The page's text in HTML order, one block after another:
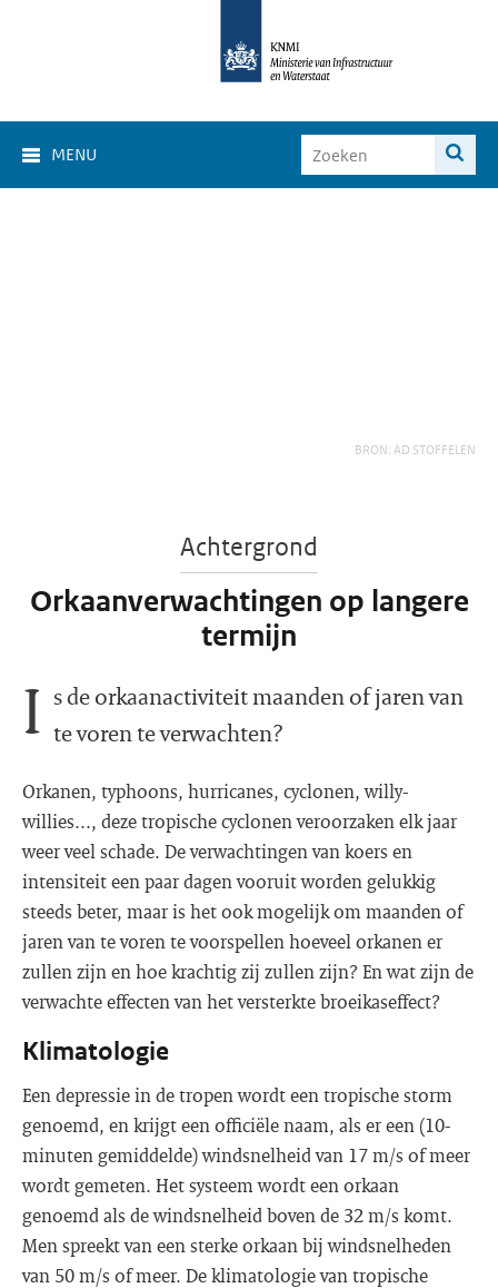
MENU
BRON: AD STOFFELEN
Achtergrond
Orkaanverwachtingen op langere
termijn
I s de orkaanactiviteit maanden of jaren van
te voren te verwachten?
Orkanen, typhoons, hurricanes, cyclonen, willy-
willies..., deze tropische cyclonen veroorzaken elk jaar
weer veel schade. De verwachtingen van koers en
intensiteit een paar dagen vooruit worden gelukkig
steeds beter, maar is het ook mogelijk om maanden of
jaren van te voren te voorspellen hoeveel orkanen er
zullen zijn en hoe krachtig zij zullen zijn? En wat zijn de
verwachte effecten van het versterkte broeikaseffect?
Klimatologie
Een depressie in de tropen wordt een tropische storm
genoemd, en krijgt een officiële naam, als er een (10-
minuten gemiddelde) windsnelheid van 17 m/s of meer
wordt gemeten. Het systeem wordt een orkaan
genoemd als de windsnelheid boven de 32 m/s komt.
Men spreekt van een sterke orkaan bij windsnelheden
van 50 m/s of meer. De klimatologie van tropische